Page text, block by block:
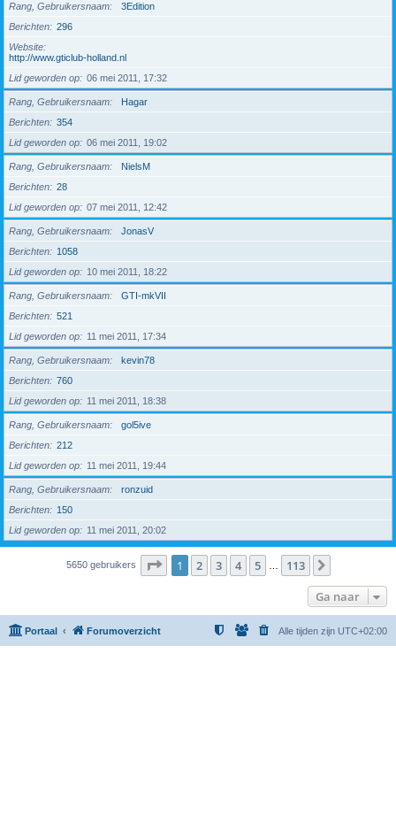
Rang, Gebruikersnaam
3Edition
Berichten
296
Website
http://www.gticlub-holland.nl
Lid geworden op
06 mei 2011, 17:32
Rang, Gebruikersnaam
Hagar
Berichten
354
Lid geworden op
06 mei 2011, 19:02
Rang, Gebruikersnaam
NielsM
Berichten
28
Lid geworden op
07 mei 2011, 12:42
Rang, Gebruikersnaam
JonasV
Berichten
1058
Lid geworden op
10 mei 2011, 18:22
Rang, Gebruikersnaam
GTI-mkVII
Berichten
521
Lid geworden op
11 mei 2011, 17:34
Rang, Gebruikersnaam
kevin78
Berichten
760
Lid geworden op
11 mei 2011, 18:38
Rang, Gebruikersnaam
gol5ive
Berichten
212
Lid geworden op
11 mei 2011, 19:44
Rang, Gebruikersnaam
ronzuid
Berichten
150
Lid geworden op
11 mei 2011, 20:02
5650 gebruikers Pagina van 113
1 2 3 4 5 113
Ga naar
Portaal Forumoverzicht Alle tijden zijn UTC+02:00